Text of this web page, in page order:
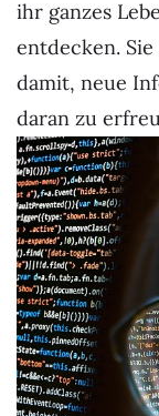
ihr ganzes
entdecken.
damit, neue
daran zu